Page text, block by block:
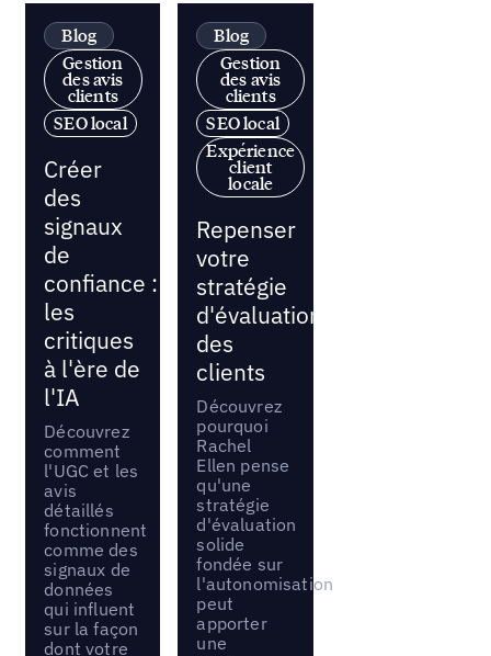
Blog
Gestion
des avis
clients
SEO local
Créer
des
signaux
de
confiance :
les
critiques
à l'ère de
l'IA
Découvrez
comment
l'UGC et les
avis
détaillés
fonctionnent
comme des
signaux de
données
qui influent
sur la façon
dont votre
Blog
Gestion
des avis
clients
SEO local
Expérience
client
locale
Repenser
votre
stratégie
d'évaluation
des
clients
Découvrez
pourquoi
Rachel
Ellen pense
qu'une
stratégie
d'évaluation
solide
fondée sur
l'autonomisation
peut
apporter
une